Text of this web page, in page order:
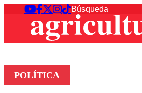
POLÍTICA